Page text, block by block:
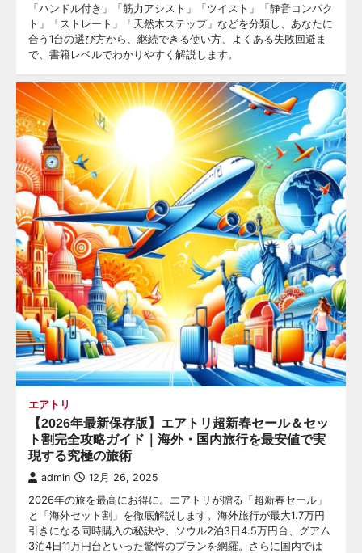
「ハンドル付き」「筋力アシスト」「ツイスト」「静音コンパク
ト」「ストレート」「天然木ステップ」などを分類し、あなたに
合う1台の選び方から、継続できる使い方、よくある失敗回避ま
で、書籍レベルでわかりやすく解説します。
エアトリ
【2026年最新保存版】エアトリ超新春セール＆セッ
ト割完全攻略ガイド｜海外・国内旅行を最安値で実
現する究極の旅術
admin 12月 26, 2025
2026年の旅を最高にお得に。エアトリが贈る「超新春セール」
と「海外セット割」を徹底解説します。海外旅行が最大1.7万円
引きになる同時購入の秘訣や、ソウル2泊3日4.5万円台、グアム
3泊4日11万円台といった驚愕のプランを網羅。さらに国内では